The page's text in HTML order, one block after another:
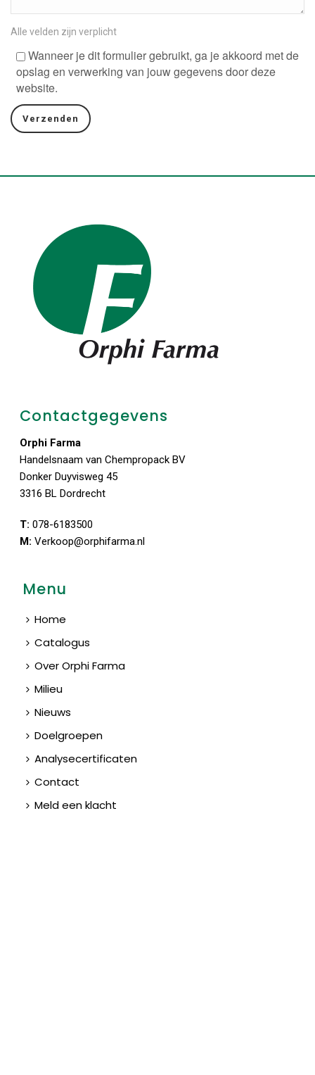
Alle velden zijn verplicht
Wanneer je dit formulier gebruikt, ga je akkoord met de
opslag en verwerking van jouw gegevens door deze
website.
Contactgegevens
Orphi Farma
Handelsnaam van Chempropack BV
Donker Duyvisweg 45
3316 BL Dordrecht
T: 078-6183500
M: Verkoop@orphifarma.nl
Menu
Home
Catalogus
Over Orphi Farma
Milieu
Nieuws
Doelgroepen
Analysecertificaten
Contact
Meld een klacht